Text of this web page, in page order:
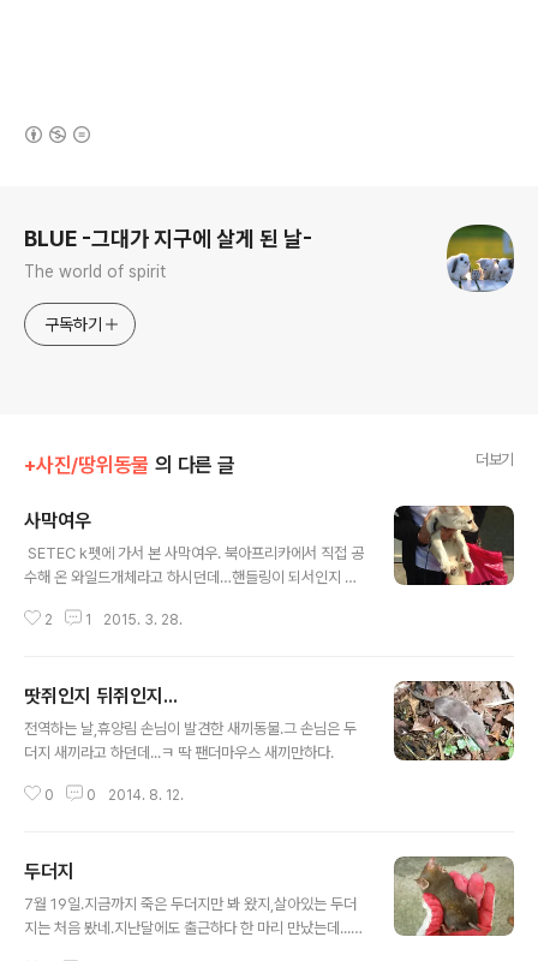
BLUE -그대가 지구에 살게 된 날-
The world of spirit
구독하기
+사진/땅위동물 의 다른 글 더보기
사막여우
​​ SETEC k펫에 가서 본 사막여우. 북아프리카에서 직접 공
수해 온 와일드개체라고 하시던데…핸들링이 되서인지 순
2 1 2015. 3. 28.
땃쥐인지 뒤쥐인지...
전역하는 날,휴양림 손님이 발견한 새끼동물.그 손님은 두
더지 새끼라고 하던데...ㅋ 딱 팬더마우스 새끼만하다.
0 0 2014. 8. 12.
두더지
7월 19일.지금까지 죽은 두더지만 봐 왔지,살아있는 두더
지는 처음 봤네.지난달에도 출근하다 한 마리 만났는데...그